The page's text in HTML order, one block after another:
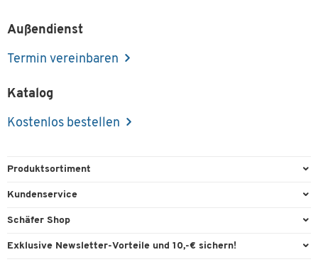
Außendienst
Termin vereinbaren
Katalog
Kostenlos bestellen
Produktsortiment
Büroausstattung
Kundenservice
Direktbestellung
Schäfer Shop
Services & Leistungen
Exklusive Newsletter-Vorteile und 10,-€ sichern!